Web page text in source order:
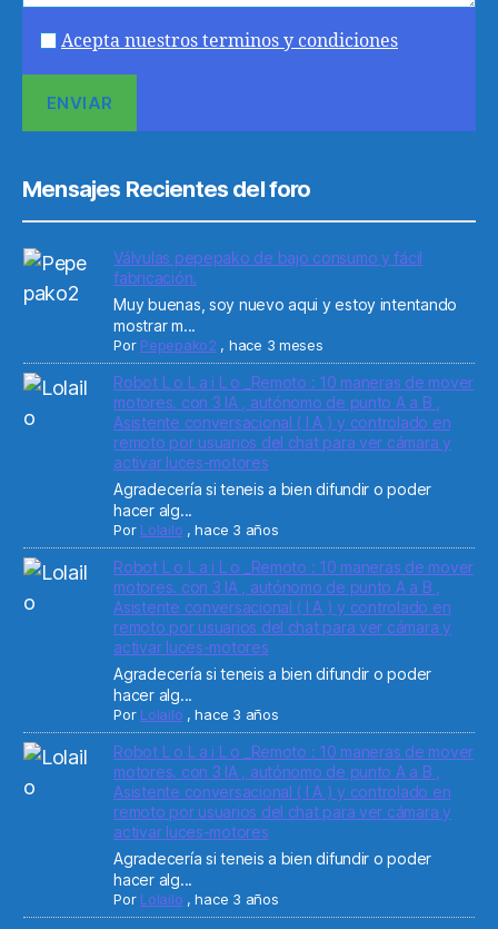
Acepta nuestros terminos y condiciones
Mensajes Recientes del foro
Válvulas pepepako de bajo consumo y fácil
fabricación.
Muy buenas, soy nuevo aqui y estoy intentando
mostrar m...
Por Pepepako2 , hace 3 meses
Robot L o L a i L o _Remoto : 10 maneras de mover
motores. con 3 IA , autónomo de punto A a B ,
Asistente conversacional ( I A ) y controlado en
remoto por usuarios del chat para ver cámara y
activar luces-motores
Agradecería si teneis a bien difundir o poder
hacer alg...
Por Lolailo ,hace 3 años
Robot L o L a i L o _Remoto : 10 maneras de mover
motores. con 3 IA , autónomo de punto A a B ,
Asistente conversacional ( I A ) y controlado en
remoto por usuarios del chat para ver cámara y
activar luces-motores
Agradecería si teneis a bien difundir o poder
hacer alg...
Por Lolailo ,hace 3 años
Robot L o L a i L o _Remoto : 10 maneras de mover
motores. con 3 IA , autónomo de punto A a B ,
Asistente conversacional ( I A ) y controlado en
remoto por usuarios del chat para ver cámara y
activar luces-motores
Agradecería si teneis a bien difundir o poder
hacer alg...
Por Lolailo ,hace 3 años